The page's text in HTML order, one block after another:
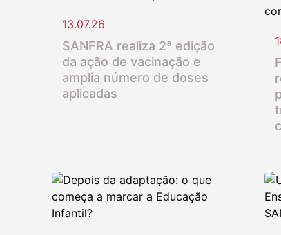
13.07.26
SANFRA realiza 2ª edição
da ação de vacinação e
amplia número de doses
aplicadas